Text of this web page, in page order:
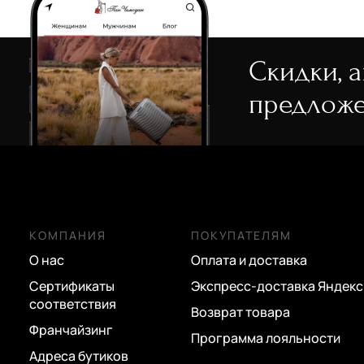
Скидки,
КОМПАНИЯ
О нас
Сертификаты
соответствия
Франчайзинг
Адреса бутиков
ПОКУПАТЕЛЯМ
Оплата и доставка
Экспресс-доставка Яндекс
Возврат товара
Программа лояльности